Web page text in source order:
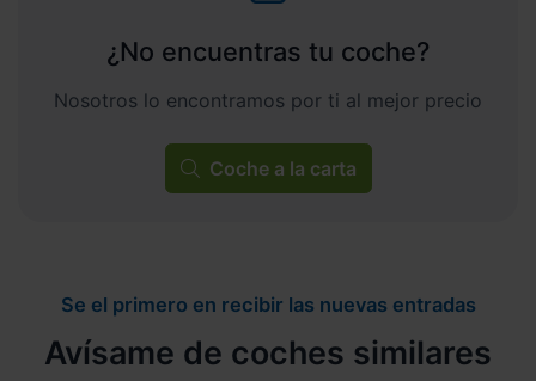
¿No encuentras tu coche?
Nosotros lo encontramos por ti al mejor precio
Coche a la carta
Se el primero en recibir las nuevas entradas
Avísame de coches similares